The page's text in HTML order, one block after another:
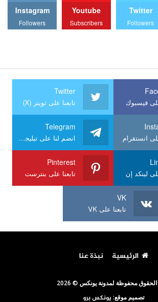
Twitter
Followers
Youtube
Subscribers
Instagram
Followers
فيسبوك
Twitter
تابعنا على تويتر (X)
انستقرام
Telegram
انضم لنا على تيليجرام
لينكد إن
Pinterest
تابعنا على بنترست
VK
تابعنا على VK
الرئيسية نبذة عنا
محفوظة لمدونة يونكس © 2026
تصميم موقع: يونكس برو